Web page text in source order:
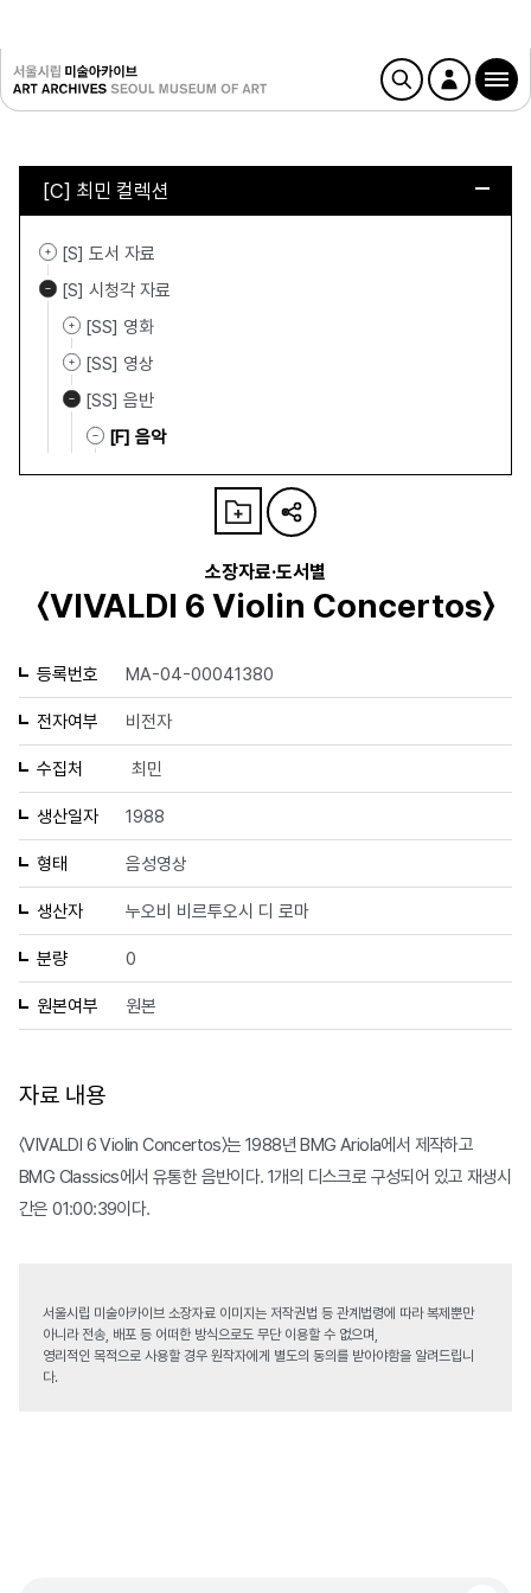
[C] 최민 컬렉션
[S] 도서 자료
[S] 시청각 자료
[SS] 영화
[SS] 영상
[SS] 음반
[F] 음악
소장자료·도서별
〈VIVALDI 6 Violin Concertos〉
등록번호 MA-04-00041380
전자여부 비전자
수집처 최민
생산일자 1988
형태 음성영상
생산자 누오비 비르투오시 디 로마
분량 0
원본여부 원본
자료 내용
〈VIVALDI 6 Violin Concertos〉는 1988년 BMG Ariola에서 제작하고
BMG Classics에서 유통한 음반이다. 1개의 디스크로 구성되어 있고 재생시
간은 01:00:39이다.
서울시립 미술아카이브 소장자료 이미지는 저작권법 등 관계법령에 따라 복제뿐만
아니라 전송, 배포 등 어떠한 방식으로도 무단 이용할 수 없으며,
영리적인 목적으로 사용할 경우 원작자에게 별도의 동의를 받아야함을 알려드립니
다.